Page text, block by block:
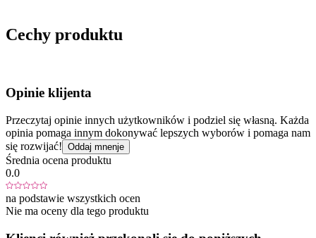
Cechy produktu
Opinie klijenta
Przeczytaj opinie innych użytkowników i podziel się własną. Każda
opinia pomaga innym dokonywać lepszych wyborów i pomaga nam
się rozwijać! Oddaj mnenje
Średnia ocena produktu
0.0
na podstawie wszystkich ocen
Nie ma oceny dla tego produktu